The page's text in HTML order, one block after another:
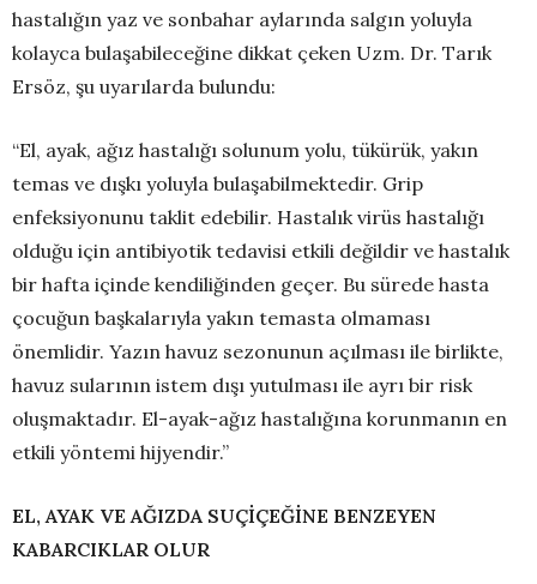
hastalığın yaz ve sonbahar aylarında salgın yoluyla
kolayca bulaşabileceğine dikkat çeken Uzm. Dr. Tarık
Ersöz, şu uyarılarda bulundu:
“El, ayak, ağız hastalığı solunum yolu, tükürük, yakın
temas ve dışkı yoluyla bulaşabilmektedir. Grip
enfeksiyonunu taklit edebilir. Hastalık virüs hastalığı
olduğu için antibiyotik tedavisi etkili değildir ve hastalık
bir hafta içinde kendiliğinden geçer. Bu sürede hasta
çocuğun başkalarıyla yakın temasta olmaması
önemlidir. Yazın havuz sezonunun açılması ile birlikte,
havuz sularının istem dışı yutulması ile ayrı bir risk
oluşmaktadır. El-ayak-ağız hastalığına korunmanın en
etkili yöntemi hijyendir.”
EL, AYAK VE AĞIZDA SUÇİÇEĞİNE BENZEYEN
KABARCIKLAR OLUR